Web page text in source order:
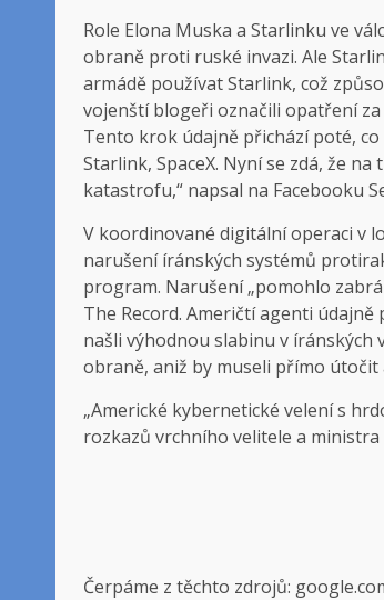
Role Elona Muska a Starlinku ve
obraně proti ruské invazi. Ale
armádě používat Starlink, což
vojenští blogeři označili opatření
Tento krok údajně přichází poté,
Starlink, SpaceX. Nyní se zdá, že
katastrofu,“ napsal na Facebooku
V koordinované digitální operaci v
narušení íránských systémů
program. Narušení „pomohlo
The Record. Američtí agenti
našli výhodnou slabinu v
obraně, aniž by museli přímo
„Americké kybernetické velení s
rozkazů vrchního velitele a
Čerpáme z těchto zdrojů: